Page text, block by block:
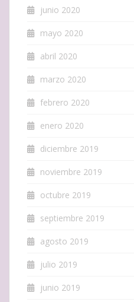
junio 2020
mayo 2020
abril 2020
marzo 2020
febrero 2020
enero 2020
diciembre 2019
noviembre 2019
octubre 2019
septiembre 2019
agosto 2019
julio 2019
junio 2019